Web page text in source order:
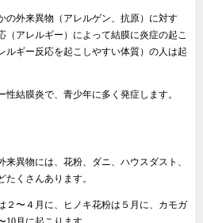
外来異物（アレルゲン、抗原）に対す
（アレルギー）によって結膜に炎症の起こ
ルギー反応を起こしやすい体質）の人は起
結膜炎で、青少年に多く発症します。
異物には、花粉、ダニ、ハウスダスト、
くさんあります。
〜４月に、ヒノキ花粉は５月に、カモガ